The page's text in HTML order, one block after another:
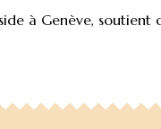
à Genève, soutient